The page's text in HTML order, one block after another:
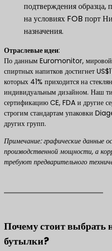
подтверждения образца,
на условиях FOB порт
назначения.
​Отраслевые идеи​​:
По данным Euromonitor, мировой
спиртных напитков достигнет
которых 41% приходится на
индивидуальным дизайном. Наш
сертификацию CE, FDA и другие
строгим стандартам упаковки
других групп.
Примечание: графические данные
производственной мощности, а
требуют предварительного
Почему стоит
бутылки?